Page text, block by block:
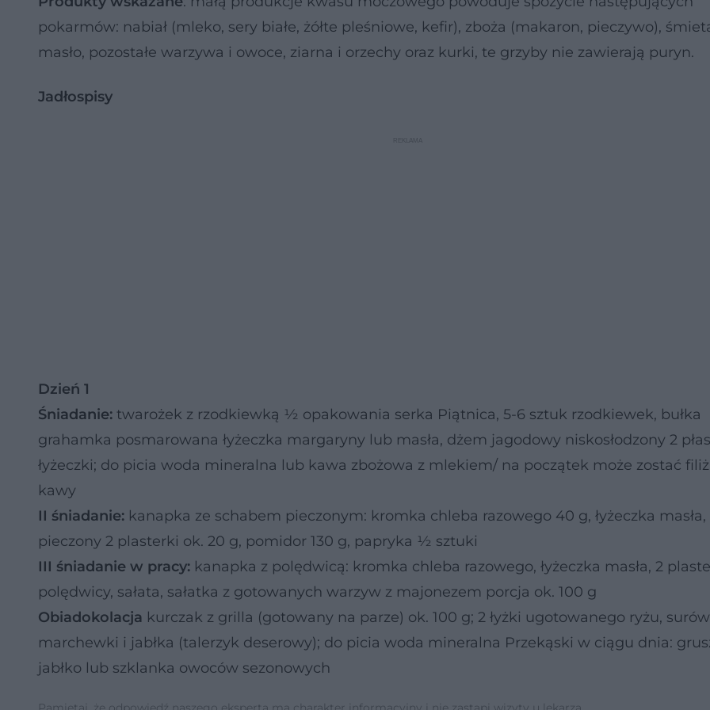
pokarmów: nabiał (mleko, sery białe, żółte pleśniowe, kefir), zboża (makaron, pieczywo),
masło, pozostałe warzywa i owoce, ziarna i orzechy oraz kurki, te grzyby nie zawierają puryn.
Jadłospisy
Dzień 1
Śniadanie: twarożek z rzodkiewką ½ opakowania serka Piątnica, 5-6 sztuk rzodkiewek, bułka
grahamka posmarowana łyżeczka margaryny lub masła, dżem jagodowy niskosłodzony 2
łyżeczki; do picia woda mineralna lub kawa zbożowa z mlekiem/ na początek może zostać
kawy
II śniadanie: kanapka ze schabem pieczonym: kromka chleba razowego 40 g, łyżeczka
pieczony 2 plasterki ok. 20 g, pomidor 130 g, papryka ½ sztuki
III śniadanie w pracy: kanapka z polędwicą: kromka chleba razowego, łyżeczka masła, 2
polędwicy, sałata, sałatka z gotowanych warzyw z majonezem porcja ok. 100 g
Obiadokolacja kurczak z grilla (gotowany na parze) ok. 100 g; 2 łyżki ugotowanego ryżu,
marchewki i jabłka (talerzyk deserowy); do picia woda mineralna Przekąski w ciągu dnia:
jabłko lub szklanka owoców sezonowych